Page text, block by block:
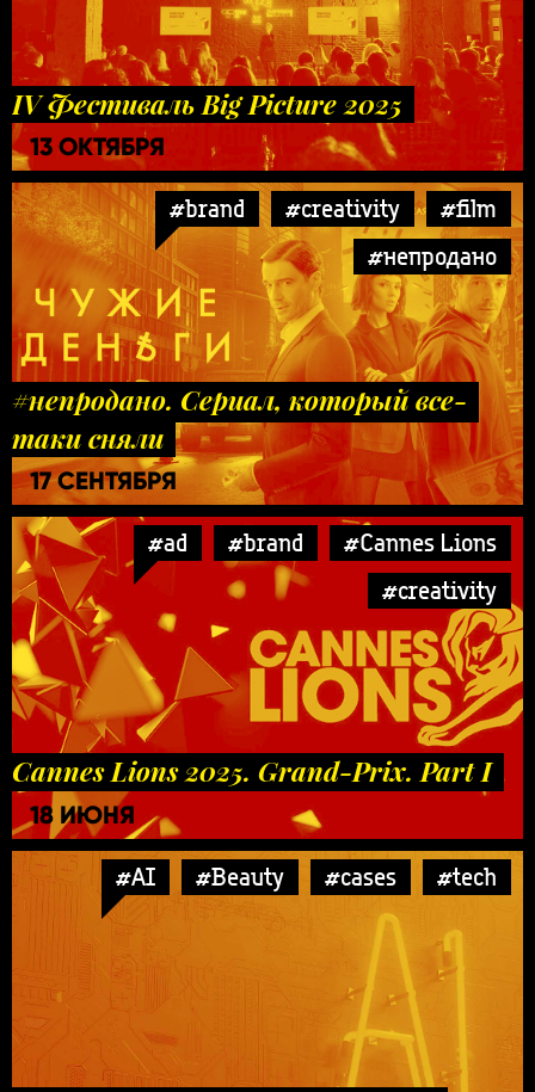
IV Фестиваль Big Picture 2025
13 ОКТЯБРЯ
#brand #creativity
#film
#непродано
#непродано. Сериал, который все-
таки сняли
17 СЕНТЯБРЯ
#ad #brand
#Cannes Lions
#creativity
Cannes Lions 2025. Grand-Prix. Part I
18 ИЮНЯ
#AI #Beauty #cases #tech